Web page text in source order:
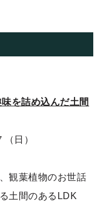
を詰め込んだ土間
日）
観葉植物のお世話
土間のあるLDK